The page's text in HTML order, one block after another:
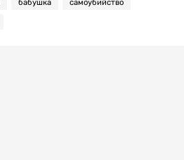
бабушка самоубийство